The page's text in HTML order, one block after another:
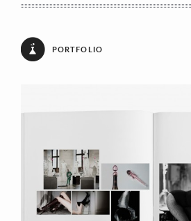
PORTFOLIO